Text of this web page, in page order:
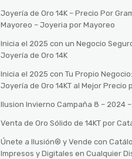
Joyería de Oro 14K – Precio Por
Mayoreo – Joyeria por Mayoreo
Inicia el 2025 con un Negocio
Joyería de Oro 14K
Inicia el 2025 con Tu Propio
Joyería de Oro 14KT al Mejor Precio
Ilusion Invierno Campaña 8 – 2024
Venta de Oro Sólido de 14KT por
Únete a Ilusión® y Vende con
Impresos y Digitales en Cualquier